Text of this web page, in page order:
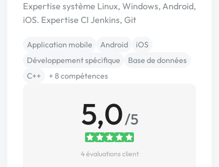
Expertise système Linux, Windows, Android,
iOS. Expertise CI Jenkins, Git
Application mobile Android
iOS
Développement spécifique
Base de données
C++
+ 8 compétences
5,0/5
4 évaluations client